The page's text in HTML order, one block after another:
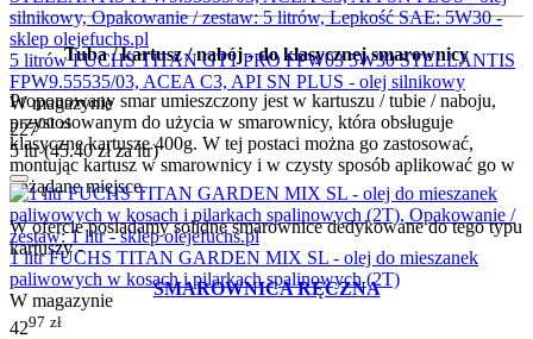
Tuba / kartusz / nabój - do klasycznej smarownicy
Proponowany smar umieszczony jest w kartuszu / tubie / naboju,
przystosowanym do użycia w smarownicy, która obsługuje
klasyczne kartusze 400g. W tej postaci można go zastosować,
montując kartusz w smarownicy i w czysty sposób aplikować go w
pożądane miejsce.
W ofercie posiadamy solidne smarownice dedykowane do tego typu
kartuszy -
SMAROWNICA RĘCZNA
5 litrów FUCHS TITAN GT1 PRO FPW03 5W30 STELLANTIS
FPW9.55535/03, ACEA C3, API SN PLUS - olej silnikowy
W magazynie
22700 zł
5 ltr (45.40złza ltr)
1 litr FUCHS TITAN GARDEN MIX SL - olej do mieszanek
paliwowych w kosach i pilarkach spalinowych (2T)
W magazynie
4297 zł